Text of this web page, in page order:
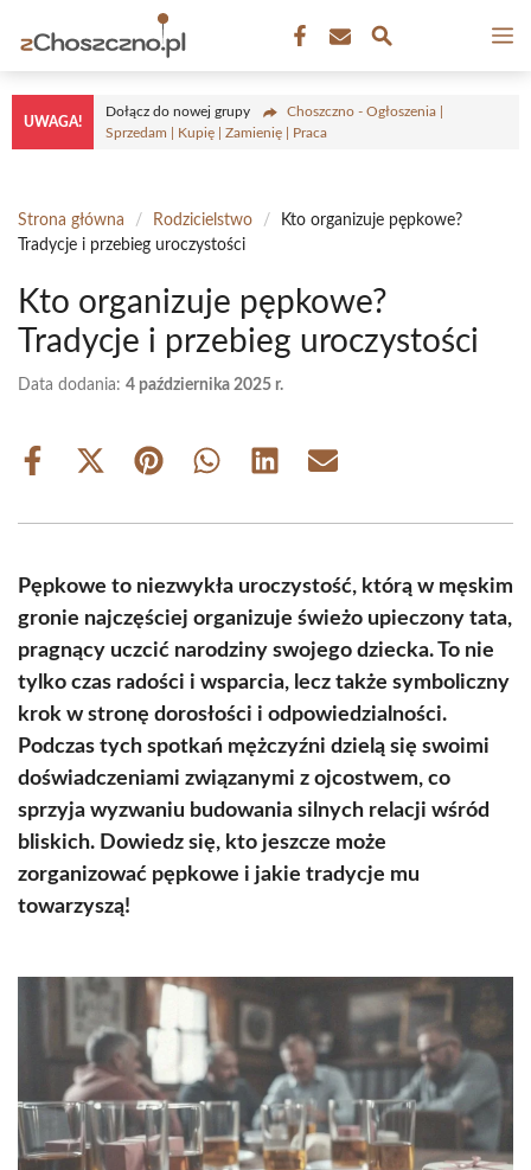
treści
UWAGA!
Dołącz do nowej grupy
Choszczno - Ogłoszenia |
Sprzedam | Kupię | Zamienię | Praca
Strona główna / Rodzicielstwo /
Kto organizuje pępkowe?
Tradycje i przebieg uroczystości
Kto organizuje pępkowe?
Tradycje i przebieg uroczystości
Data dodania: 4 października 2025 r.
Share
Share
(Twitter)
Share Share Share Share
Pępkowe to niezwykła uroczystość, którą w męskim
gronie najczęściej organizuje świeżo upieczony tata,
pragnący uczcić narodziny swojego dziecka. To nie
tylko czas radości i wsparcia, lecz także symboliczny
krok w stronę dorosłości i odpowiedzialności.
Podczas tych spotkań mężczyźni dzielą się swoimi
doświadczeniami związanymi z ojcostwem, co
sprzyja wyzwaniu budowania silnych relacji wśród
bliskich. Dowiedz się, kto jeszcze może
zorganizować pępkowe i jakie tradycje mu
towarzyszą!